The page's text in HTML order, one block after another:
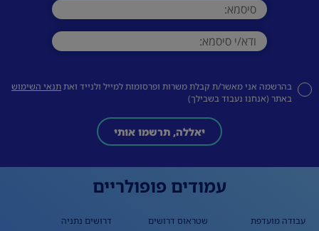
בהרשמה אני מאשר/ת קבלת משרות ופרסומות למייל ולנייד ואתתנאי השימוש
באתר (אנחנו נעבוד בשבילך)
יאללה, תרשמו אותי
עמודים פופולריים
עבודה מועדפת
שטראוס דרושים
דרושים נתניה